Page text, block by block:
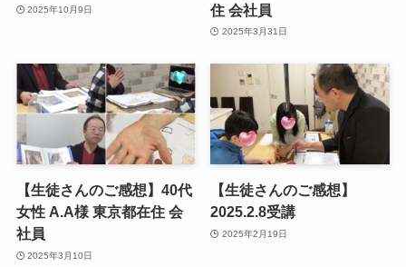
2025年10月9日
住 会社員
2025年3月31日
【生徒さんのご感想】40代
女性 A.A様 東京都在住 会
社員
2025年3月10日
【生徒さんのご感想】
2025.2.8受講
2025年2月19日